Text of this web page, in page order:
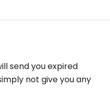
send you expired
not give you any